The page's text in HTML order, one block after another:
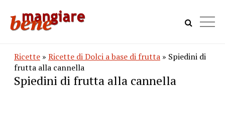
Ricette » Ricette di Dolci a base di frutta » Spiedini di
frutta alla cannella
Spiedini di frutta alla cannella